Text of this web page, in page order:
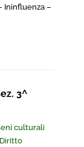
Ininfluenza –
3^
culturali
Diritto